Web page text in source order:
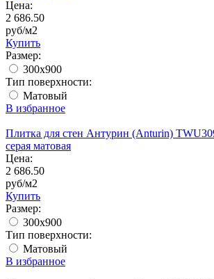
Цена:
2 686.50
руб/м2
Купить
Размер:
300x900
Тип поверхности:
Матовый
В избранное
Плитка для стен Антурин (Anturin)
серая матовая
Цена:
2 686.50
руб/м2
Купить
Размер:
300x900
Тип поверхности:
Матовый
В избранное